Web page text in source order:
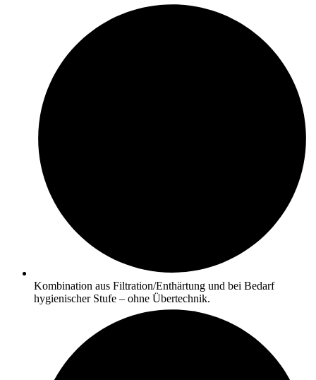
Kombination aus Filtration/Enthärtung und bei Bedarf
hygienischer Stufe – ohne Übertechnik.